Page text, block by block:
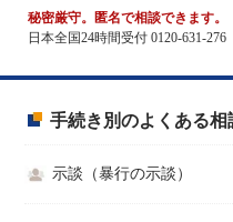
秘密厳守。匿名で相談できます。
日本全国24時間受付 0120-631-276
手続き別のよくある相
示談（暴行の示談）